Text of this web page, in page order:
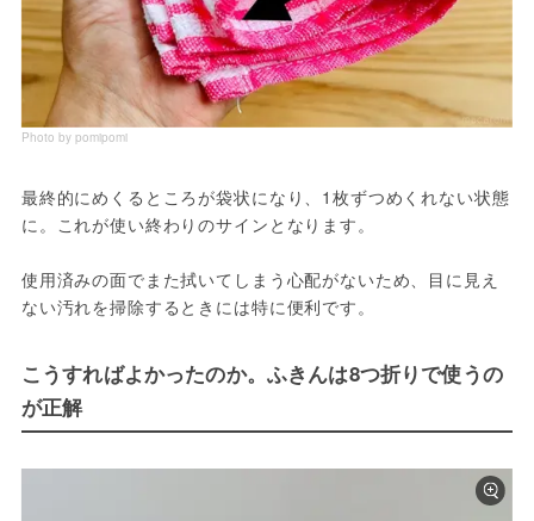
Photo by pomipomi
最終的にめくるところが袋状になり、1枚ずつめくれない状態
に。これが使い終わりのサインとなります。
使用済みの面でまた拭いてしまう心配がないため、目に見え
ない汚れを掃除するときには特に便利です。
こうすればよかったのか。ふきんは8つ折りで使うの
が正解